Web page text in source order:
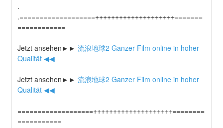
.
.===================++++++++++++++++++++=======
============
Jetzt ansehen►► 流浪地球2 Ganzer Film online in hoher
Qualität ◀◀
Jetzt ansehen►► 流浪地球2 Ganzer Film online in hoher
Qualität ◀◀
===================++++++++++++++++++++========
===========